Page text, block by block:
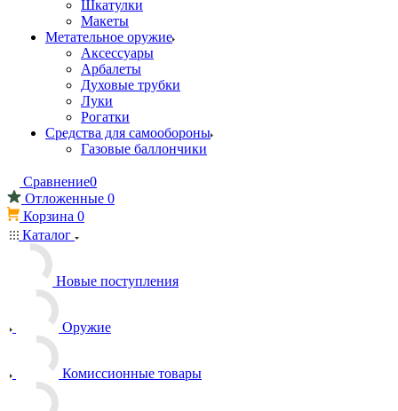
Шкатулки
Макеты
Метательное оружие
Аксессуары
Арбалеты
Духовые трубки
Луки
Рогатки
Средства для самообороны
Газовые баллончики
Сравнение0
Отложенные 0
Корзина 0
Каталог
Новые поступления
Оружие
Комиссионные товары